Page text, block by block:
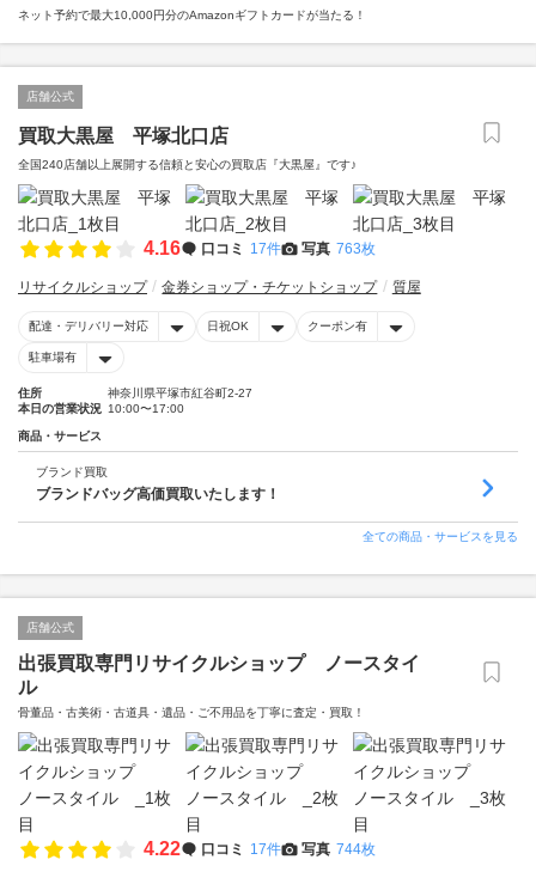
ネット予約で最大10,000円分のAmazonギフトカードが当たる！
店舗公式
買取大黒屋 平塚北口店
全国240店舗以上展開する信頼と安心の買取店『大黒屋』です♪
4.16 口コミ 17件 写真 763枚
リサイクルショップ 金券ショップ・チケットショップ 質屋
配達・デリバリー対応 日祝OK クーポン有
駐車場有
住所
神奈川県平塚市紅谷町2-27
本日の営業状況 10:00〜17:00
商品・サービス
ブランド買取
ブランドバッグ高価買取いたします！
全ての商品・サービスを見る
店舗公式
出張買取専門リサイクルショップ ノースタイ
ル
骨董品・古美術・古道具・遺品・ご不用品を丁寧に査定・買取！
4.22 口コミ 17件 写真 744枚